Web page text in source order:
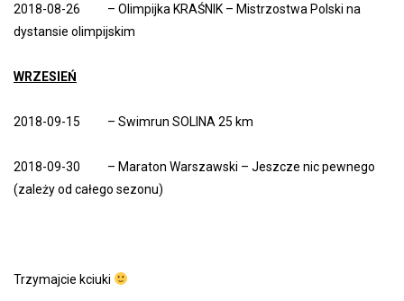
2018-08-26 – Olimpijka KRAŚNIK – Mistrzostwa Polski na
dystansie olimpijskim
WRZESIEŃ
2018-09-15 – Swimrun SOLINA 25 km
2018-09-30 – Maraton Warszawski – Jeszcze nic pewnego
(zależy od całego sezonu)
Trzymajcie kciuki